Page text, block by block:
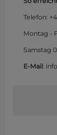
Telefon:
Montag -
Samstag
E-Mail :